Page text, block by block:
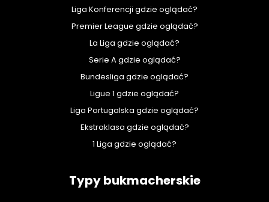
Liga Konferencji gdzie oglądać?
Premier League gdzie oglądać?
La Liga gdzie oglądać?
Serie A gdzie oglądać?
Bundesliga gdzie oglądać?
Ligue 1 gdzie oglądać?
Liga Portugalska gdzie oglądać?
Ekstraklasa gdzie oglądać?
1 Liga gdzie oglądać?
Typy bukmacherskie